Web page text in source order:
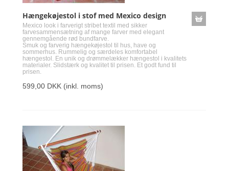
Hængekøjestol i stof med Mexico design
Mexico look i farverigt stribet textil med sikker
farvesammensætning af mange farver med elegant
gennemgående rød bundfarve.
Smuk og farverig hængekøjestol til hus, have og
sommerhus. Rummelig og særdeles komfortabel
hængestol. En unik og drømmelækker hængestol i kvalitets
materialer. Slidstærk og kvalitet til prisen. Et godt fund til
prisen.
599,00 DKK (inkl. moms)